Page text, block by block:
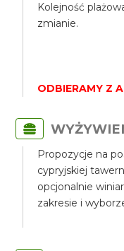
Kolejność
zmianie.
ODBIERAMY Z
Propozycje na
cypryjskiej
opcjonalnie
zakresie i